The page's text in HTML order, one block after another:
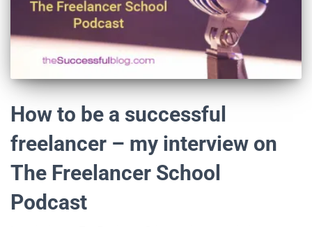
How to be a successful
freelancer – my interview on
The Freelancer School
Podcast